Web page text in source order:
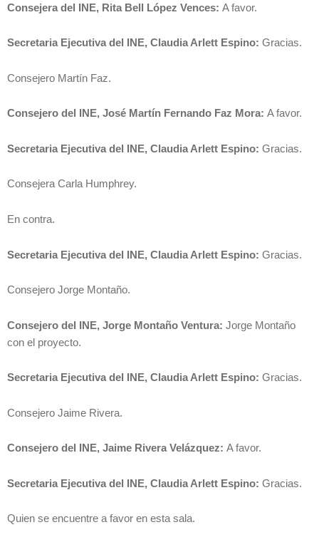
Consejera del INE, Rita Bell López Vences: A favor.
Secretaria Ejecutiva del INE, Claudia Arlett Espino: Gracias.
Consejero Martín Faz.
Consejero del INE, José Martín Fernando Faz Mora: A favor.
Secretaria Ejecutiva del INE, Claudia Arlett Espino: Gracias.
Consejera Carla Humphrey.
En contra.
Secretaria Ejecutiva del INE, Claudia Arlett Espino: Gracias.
Consejero Jorge Montaño.
Consejero del INE, Jorge Montaño Ventura: Jorge Montaño
con el proyecto.
Secretaria Ejecutiva del INE, Claudia Arlett Espino: Gracias.
Consejero Jaime Rivera.
Consejero del INE, Jaime Rivera Velázquez: A favor.
Secretaria Ejecutiva del INE, Claudia Arlett Espino: Gracias.
Quien se encuentre a favor en esta sala.